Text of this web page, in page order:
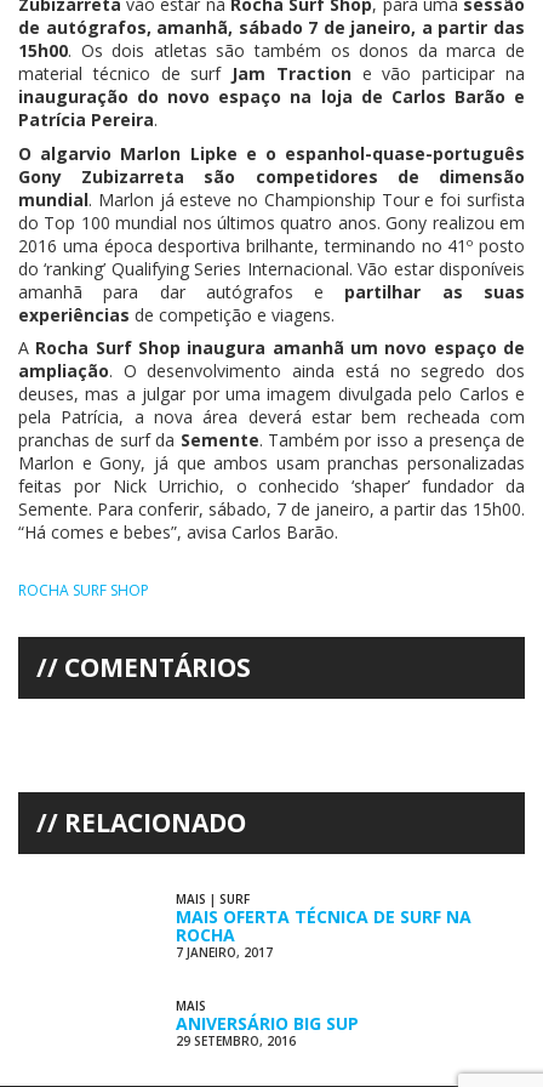
de autógrafos, amanhã, sábado 7 de janeiro, a partir das
15h00. Os dois atletas são também os donos da marca de
material técnico de surf Jam Tractione vão participar na
inauguração do novo espaço na loja de Carlos Barão e
Patrícia Pereira.
O algarvio Marlon Lipke e o espanhol-quase-português
Gony Zubizarreta são competidores de dimensão
mundial. Marlon já esteve no Championship Tour e foi surfista
do Top 100 mundial nos últimos quatro anos. Gony realizou em
2016 uma época desportiva brilhante, terminando no 41º posto
do ‘ranking’ Qualifying Series Internacional. Vão estar disponíveis
amanhã para dar autógrafos e partilhar as suas
experiências de competição e viagens.
A Rocha Surf Shop inaugura amanhã um novo espaço de
ampliação. O desenvolvimento ainda está no segredo dos
deuses, mas a julgar por uma imagem divulgada pelo Carlos e
pela Patrícia, a nova área deverá estar bem recheada com
pranchas de surf da Semente. Também por isso a presença de
Marlon e Gony, já que ambos usam pranchas personalizadas
feitas por Nick Urrichio, o conhecido ‘shaper’ fundador da
Semente. Para conferir, sábado, 7 de janeiro, a partir das 15h00.
“Há comes e bebes”, avisa Carlos Barão.
ROCHA SURF SHOP
COMENTÁRIOS
RELACIONADO
MAIS | SURF
MAIS OFERTA TÉCNICA DE SURF NA
ROCHA
7 JANEIRO, 2017
MAIS
ANIVERSÁRIO BIG SUP
29 SETEMBRO, 2016